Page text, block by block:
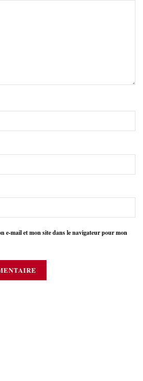
e-mail et mon site dans le navigateur pour mon